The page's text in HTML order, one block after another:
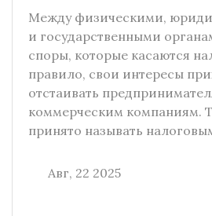
Между физическими,
и государственными
споры, которые касаются
правило, свои интересы
отстаивать
коммерческим компаниям.
принято называть
Авг, 22 2025